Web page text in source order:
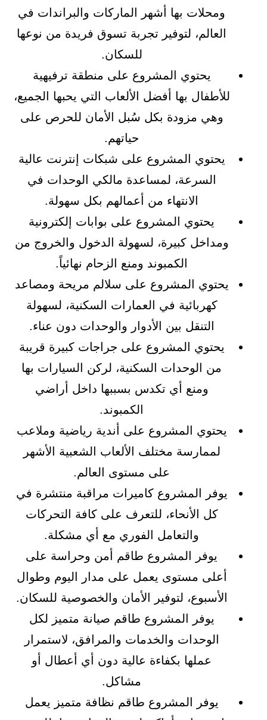
ومحلات بها أشهر الماركات والبراندات في
العالم، لتوفير تجربة تسوق فريدة من نوعها
للسكان.
يحتوي المشروع على منطقة ترفيهية
للأطفال بها أفضل الألعاب التي يحبها الجميع،
وهي مزودة بكل سُبل الأمان للحرص على
حياتهم.
يحتوي المشروع على شبكات إنترنت عالية
السرعة، لمساعدة مالكي الوحدات في
الانتهاء من أعمالهم بكل سهولة.
يحتوي المشروع على بوابات إلكترونية
ومداخل كبيرة، لسهولة الدخول والخروج من
الكمبوند ومنع الزحام نهائياً.
يحتوي المشروع على سلالم مريحة ومصاعد
كهربائية في العمارات السكنية، لسهولة
التنقل بين الأدوار والوحدات دون عناء.
يحتوي المشروع على جراجات كبيرة قريبة
من الوحدات السكنية، لركن السيارات بها
ومنع أي تكدس بسببها داخل أراضي
الكمبوند.
يحتوي المشروع على أندية رياضية وملاعب
لممارسة مختلف الألعاب الشعبية الأشهر
على مستوى العالم.
يوفر المشروع كاميرات مراقبة منتشرة في
كل الأنحاء، للتعرف على كافة التحركات
والتعامل الفوري مع أي مشكلة.
يوفر المشروع طاقم أمن وحراسة على
أعلى مستوى يعمل على مدار اليوم وطوال
الأسبوع، لتوفير الأمان والخصوصية للسكان.
يوفر المشروع طاقم صيانة متميز لكل
الوحدات والخدمات والمرافق، لاستمرار
عملها بكفاءة عالية دون أي أعطال أو
مشاكل.
يوفر المشروع طاقم نظافة متميز يعمل